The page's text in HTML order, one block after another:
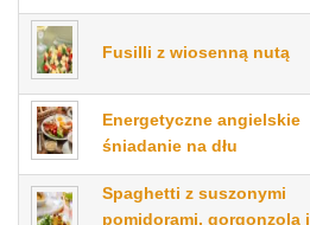
Fusilli z wiosenną nutą
Energetyczne angielskie
śniadanie na dłu
Spaghetti z suszonymi
pomidorami, gorgonzolą i